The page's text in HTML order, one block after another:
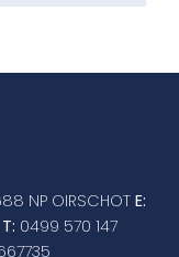
NP OIRSCHOT E:
T: 0499 570 147